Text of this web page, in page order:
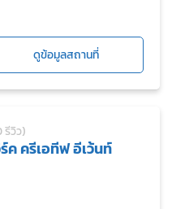
ดูข้อมูลสถานที่
รีวิว)
ค ครีเอทีฟ อีเว้นท์